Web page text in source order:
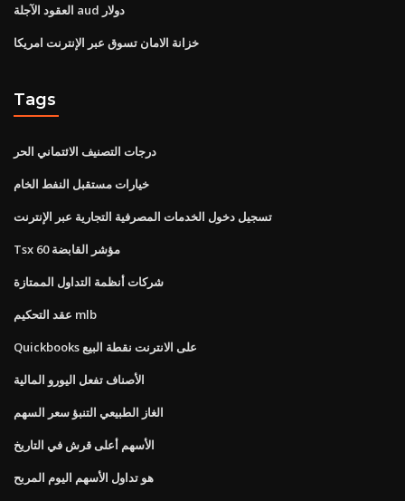
العقود الآجلة aud دولار
خزانة الامان تسوق عبر الإنترنت امريكا
Tags
درجات التصنيف الائتماني الحر
خيارات مستقبل النفط الخام
تسجيل دخول الخدمات المصرفية التجارية عبر الإنترنت
Tsx 60 مؤشر القابضة
شركات أنظمة التداول الممتازة
عقد التحكيم mlb
Quickbooks على الانترنت نقطة البيع
الأصناف تفعل اليورو المالية
الغاز الطبيعي التنبؤ سعر السهم
الأسهم أعلى قرش في التاريخ
هو تداول الأسهم اليوم المربح